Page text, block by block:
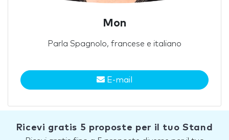
Mon
Parla Spagnolo, francese e italiano
E-mail
Ricevi gratis 5 proposte per il tuo Stand